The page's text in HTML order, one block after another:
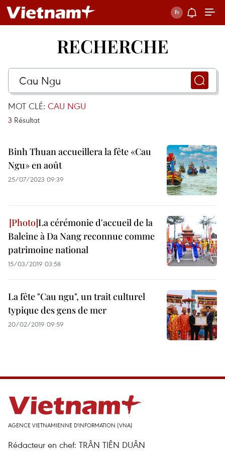
RECHERCHE
MOT CLÉ: CAU NGU
3 Résultat
Binh Thuan accueillera la fête «Cau
Ngu» en août
25/07/2023 09:39
La cérémonie d'accueil de la
Baleine à Da Nang reconnue comme
patrimoine national
15/03/2019 03:58
La fête "Cau ngu", un trait culturel
typique des gens de mer
20/02/2019 09:59
AGENCE VIETNAMIENNE D'INFORMATION (VNA)
Rédacteur en chef: TRÂN TIÊN DUÂN